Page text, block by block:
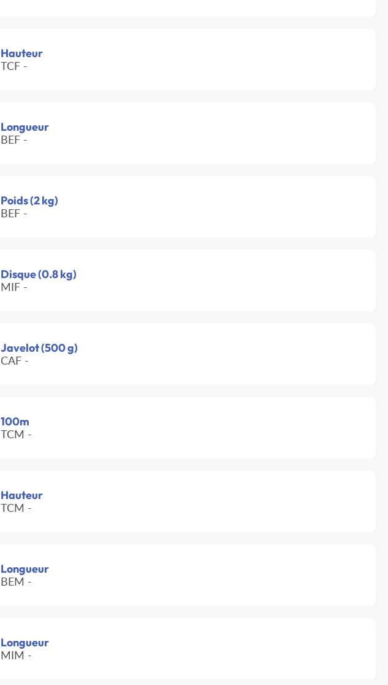
Hauteur
TCF -
Longueur
BEF -
Poids (2 kg)
BEF -
Disque (0.8 kg)
MIF -
Javelot (500 g)
CAF -
100m
TCM -
Hauteur
TCM -
Longueur
BEM -
Longueur
MIM -